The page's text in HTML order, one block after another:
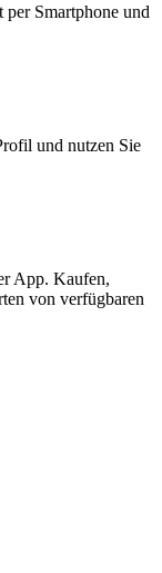
Smartphone und
und nutzen Sie
App. Kaufen,
von verfügbaren